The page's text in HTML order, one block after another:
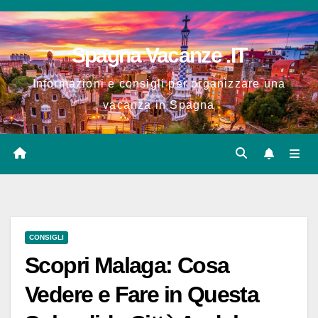
Salta
al
contenuto
Spagna Vacanze .IT
Informazioni e consigli per organizzare una
vacanza in Spagna
CONSIGLI
Scopri Malaga: Cosa
Vedere e Fare in Questa